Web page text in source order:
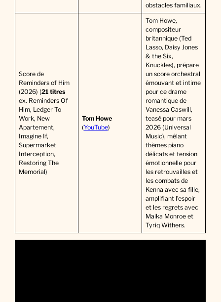
obstacles familiaux.
Score de
Reminders of Him
(2026) (21 titres
ex. Reminders Of
Him, Ledger To
Work, New
Apartement,
Imagine If,
Supermarket
Interception,
Restoring The
Memorial)
Tom Howe
(YouTube)
Tom Howe,
compositeur
britannique (Ted
Lasso, Daisy Jones
& the Six,
Knuckles), prépare
un score orchestral
émouvant et intime
pour ce drame
romantique de
Vanessa Caswill,
teasé pour mars
2026 (Universal
Music), mêlant
thèmes piano
délicats et tension
émotionnelle pour
les retrouvailles et
les combats de
Kenna avec sa fille,
amplifiant l’espoir
et les regrets avec
Maika Monroe et
Tyriq Withers.